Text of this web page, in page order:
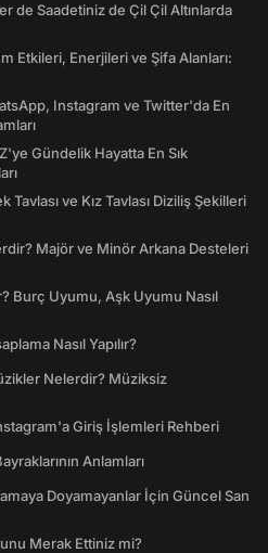
de Saadetiniz de Çil Çil Altınlarda
Etkileri, Enerjileri ve Şifa Alanları:
Instagram ve Twitter'da En
Gündelik Hayatta En Sık
Tavlası ve Kız Tavlası Diziliş Şekilleri
Majör ve Minör Arkana Desteleri
Burç Uyumu, Aşk Uyumu Nasıl
Nasıl Yapılır?
Nelerdir? Müziksiz
Giriş İşlemleri Rehberi
Anlamları
Doyamayanlar İçin Güncel San
Merak Ettiniz mi?